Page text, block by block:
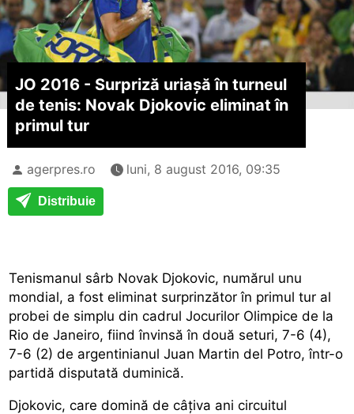
JO 2016 - Surpriză uriașă în turneul
de tenis: Novak Djokovic eliminat în
primul tur
agerpres.ro luni, 8 august 2016, 09:35
Distribuie
Tenismanul sârb Novak Djokovic, numărul unu
mondial, a fost eliminat surprinzător în primul tur al
probei de simplu din cadrul Jocurilor Olimpice de la
Rio de Janeiro, fiind învinsă în două seturi, 7-6 (4),
7-6 (2) de argentinianul Juan Martin del Potro, într-o
partidă disputată duminică.
Djokovic, care domină de câțiva ani circuitul